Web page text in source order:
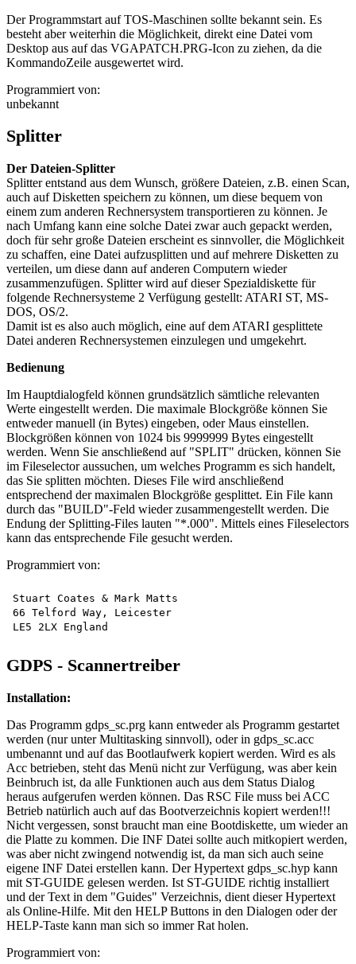
Der Programmstart auf TOS-Maschinen sollte bekannt sein. Es
besteht aber weiterhin die Möglichkeit, direkt eine Datei vom
Desktop aus auf das VGAPATCH.PRG-Icon zu ziehen, da die
KommandoZeile ausgewertet wird.
Programmiert von:
unbekannt
Splitter
Der Dateien-Splitter
Splitter entstand aus dem Wunsch, größere Dateien, z.B. einen Scan,
auch auf Disketten speichern zu können, um diese bequem von
einem zum anderen Rechnersystem transportieren zu können. Je
nach Umfang kann eine solche Datei zwar auch gepackt werden,
doch für sehr große Dateien erscheint es sinnvoller, die Möglichkeit
zu schaffen, eine Datei aufzusplitten und auf mehrere Disketten zu
verteilen, um diese dann auf anderen Computern wieder
zusammenzufügen. Splitter wird auf dieser Spezialdiskette für
folgende Rechnersysteme 2 Verfügung gestellt: ATARI ST, MS-
DOS, OS/2.
Damit ist es also auch möglich, eine auf dem ATARI gesplittete
Datei anderen Rechnersystemen einzulegen und umgekehrt.
Bedienung
Im Hauptdialogfeld können grundsätzlich sämtliche relevanten
Werte eingestellt werden. Die maximale Blockgröße können Sie
entweder manuell (in Bytes) eingeben, oder Maus einstellen.
Blockgrößen können von 1024 bis 9999999 Bytes eingestellt
werden. Wenn Sie anschließend auf "SPLIT" drücken, können Sie
im Fileselector aussuchen, um welches Programm es sich handelt,
das Sie splitten möchten. Dieses File wird anschließend
entsprechend der maximalen Blockgröße gesplittet. Ein File kann
durch das "BUILD"-Feld wieder zusammengestellt werden. Die
Endung der Splitting-Files lauten "*.000". Mittels eines Fileselectors
kann das entsprechende File gesucht werden.
Programmiert von:
Stuart Coates & Mark Matts
66 Telford Way, Leicester
GDPS - Scannertreiber
Installation:
Das Programm gdps_sc.prg kann entweder als Programm gestartet
werden (nur unter Multitasking sinnvoll), oder in gdps_sc.acc
umbenannt und auf das Bootlaufwerk kopiert werden. Wird es als
Acc betrieben, steht das Menü nicht zur Verfügung, was aber kein
Beinbruch ist, da alle Funktionen auch aus dem Status Dialog
heraus aufgerufen werden können. Das RSC File muss bei ACC
Betrieb natürlich auch auf das Bootverzeichnis kopiert werden!!!
Nicht vergessen, sonst braucht man eine Bootdiskette, um wieder an
die Platte zu kommen. Die INF Datei sollte auch mitkopiert werden,
was aber nicht zwingend notwendig ist, da man sich auch seine
eigene INF Datei erstellen kann. Der Hypertext gdps_sc.hyp kann
mit ST-GUIDE gelesen werden. Ist ST-GUIDE richtig installiert
und der Text in dem "Guides" Verzeichnis, dient dieser Hypertext
als Online-Hilfe. Mit den HELP Buttons in den Dialogen oder der
HELP-Taste kann man sich so immer Rat holen.
Programmiert von: